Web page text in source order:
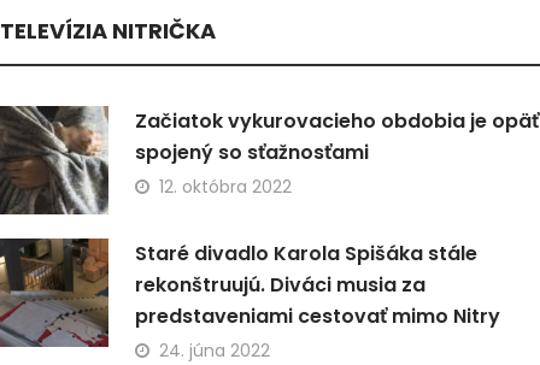
TELEVÍZIA NITRIČKA
Začiatok vykurovacieho obdobia je opäť
spojený so sťažnosťami
12. októbra 2022
Staré divadlo Karola Spišáka stále
rekonštruujú. Diváci musia za
predstaveniami cestovať mimo Nitry
24. júna 2022